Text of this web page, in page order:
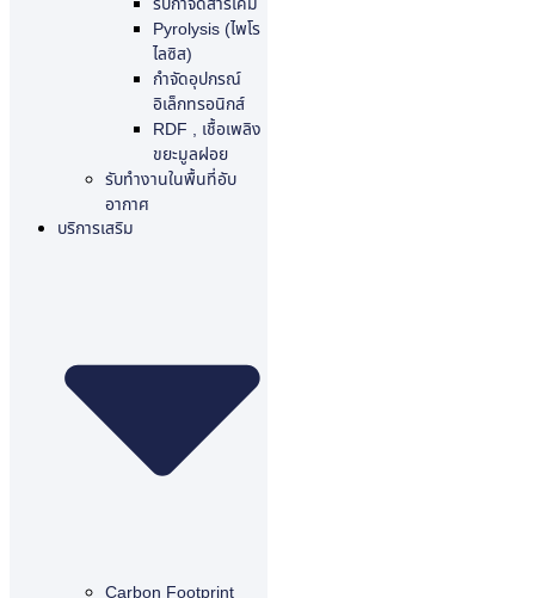
Pyrolysis (ไพโร
ไลซิส)
กำจัดอุปกรณ์
อิเล็กทรอนิกส์
RDF , เชื้อเพลิง
ขยะมูลฝอย
รับทำงานในพื้นที่อับ
อากาศ
บริการเสริม
Carbon Footprint